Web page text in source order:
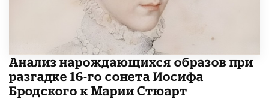
Анализ нарождающихся образов при
разгадке 16-го сонета Иосифа
Бродского к Марии Стюарт